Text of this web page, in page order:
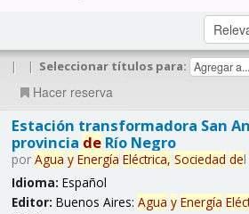
| | Seleccionar títulos para:
Hacer reserva
Estación transformadora San
provincia deRío Negro
por Agua y Energía Eléctrica, Sociedad del
Idioma: Español
Editor: Buenos Aires: Agua y Energía